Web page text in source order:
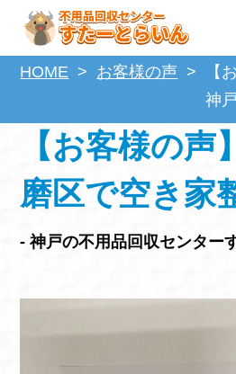
HOME お客様の声
【
神
【お客様の声
磨区で空き家
- 神戸の不用品回収センター